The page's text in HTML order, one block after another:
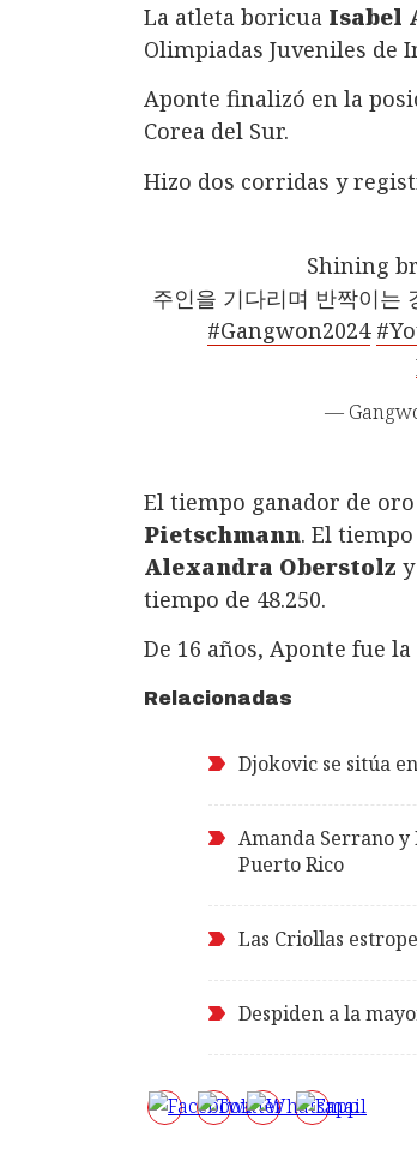
La atleta boricua Isabel
Olimpiadas Juveniles de
Aponte finalizó en la
Corea del Sur.
Hizo dos corridas y
Shining
주인을 기다리며 반짝이는
#Gangwon2024
—
El tiempo ganador de
Pietschmann. El
Alexandra Oberstolz
tiempo de 48.250.
De 16 años, Aponte fue
Relacionadas
Djokovic se sitúa
Amanda Serrano
Puerto Rico
Las Criollas
Despiden a la